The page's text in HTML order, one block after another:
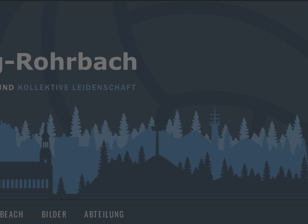
BEACH BILDER ABTEILUNG